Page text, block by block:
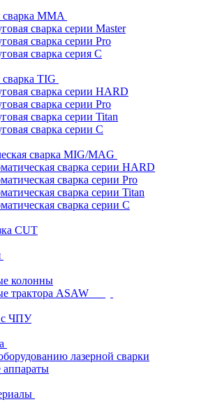
сварка MMA
сварка серии Master
сварка серии Pro
сварка серия С
TIG
сварка серии HARD
сварка серии Pro
сварка серии Titan
сварка серии С
сварка MIG/MAG
сварка серии HARD
сварка серии Pro
сварка серии Titan
сварка серии С
CUT
колонны
трактора ASAW
с ЧПУ
лазерной сварки
аппараты